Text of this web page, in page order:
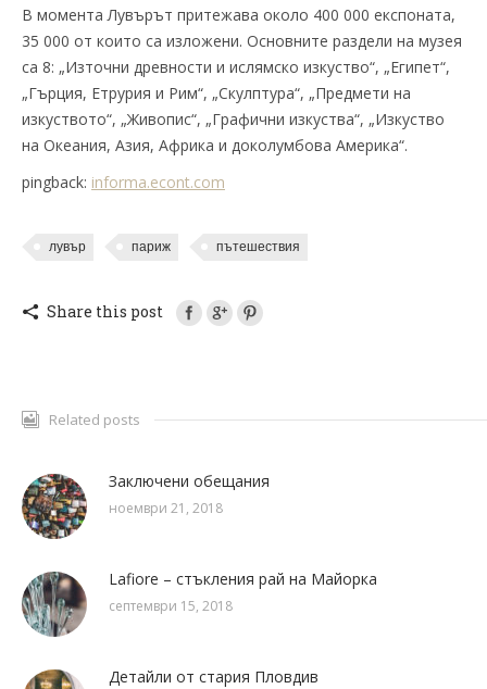
В момента Лувърът притежава около 400 000 експоната,
35 000 от които са изложени. Основните раздели на музея
са 8: „Източни древности и ислямско изкуство“, „Египет“,
„Гърция, Етрурия и Рим“, „Скулптура“, „Предмети на
изкуството“, „Живопис“, „Графични изкуства“, „Изкуство
на Океания, Азия, Африка и доколумбова Америка“.
pingback: informa.econt.com
лувър париж пътешествия
Share this post
Related posts
Заключени обещания
ноември 21, 2018
Lafiore – стъкления рай на Майорка
септември 15, 2018
Детайли от стария Пловдив